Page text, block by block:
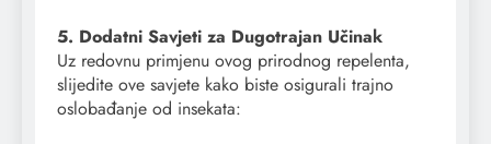
5. Dodatni Savjeti za Dugotrajan Učinak
Uz redovnu primjenu ovog prirodnog repelenta,
slijedite ove savjete kako biste osigurali trajno
oslobađanje od insekata: